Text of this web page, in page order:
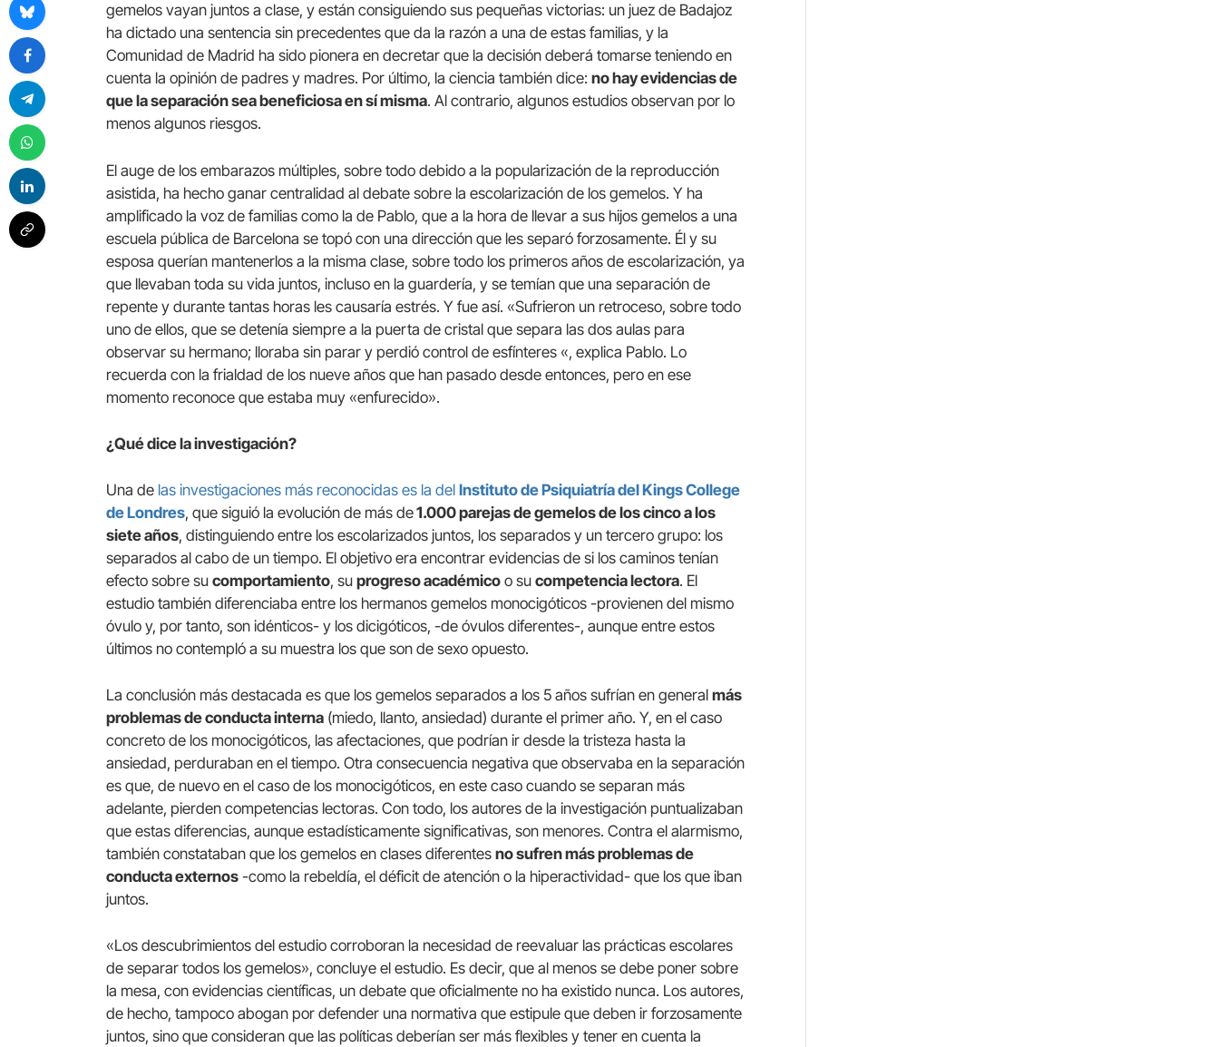
gemelos vayan juntos a clase, y están consiguiendo sus pequeñas victorias: un juez de Badajoz
ha dictado una sentencia sin precedentes que da la razón a una de estas familias, y la
Comunidad de Madrid ha sido pionera en decretar que la decisión deberá tomarse teniendo en
cuenta la opinión de padres y madres. Por último, la ciencia también dice:no hay evidencias de
que la separación sea beneficiosa en sí misma. Al contrario, algunos estudios observan por lo
menos algunos riesgos.
El auge de los embarazos múltiples, sobre todo debido a la popularización de la reproducción
asistida, ha hecho ganar centralidad al debate sobre la escolarización de los gemelos. Y ha
amplificado la voz de familias como la de Pablo, que a la hora de llevar a sus hijos gemelos a una
escuela pública de Barcelona se topó con una dirección que les separó forzosamente. Él y su
esposa querían mantenerlos a la misma clase, sobre todo los primeros años de escolarización, ya
que llevaban toda su vida juntos, incluso en la guardería, y se temían que una separación de
repente y durante tantas horas les causaría estrés. Y fue así. «Sufrieron un retroceso, sobre todo
uno de ellos, que se detenía siempre a la puerta de cristal que separa las dos aulas para
observar su hermano; lloraba sin parar y perdió control de esfínteres «, explica Pablo. Lo
recuerda con la frialdad de los nueve años que han pasado desde entonces, pero en ese
momento reconoce que estaba muy «enfurecido».
¿Qué dice la investigación?
Una de las investigaciones más reconocidas es la delInstituto de Psiquiatría del Kings College
de Londres, que siguió la evolución de más de1.000 parejas de gemelos de los cinco a los
siete años, distinguiendo entre los escolarizados juntos, los separados y un tercero grupo: los
separados al cabo de un tiempo. El objetivo era encontrar evidencias de si los caminos tenían
efecto sobre sucomportamiento, suprogreso académico o sucompetencia lectora. El
estudio también diferenciaba entre los hermanos gemelos monocigóticos -provienen del mismo
óvulo y, por tanto, son idénticos- y los dicigóticos, -de óvulos diferentes-, aunque entre estos
últimos no contempló a su muestra los que son de sexo opuesto.
La conclusión más destacada es que los gemelos separados a los 5 años sufrían en generalmás
problemas de conducta interna (miedo, llanto, ansiedad) durante el primer año. Y, en el caso
concreto de los monocigóticos, las afectaciones, que podrían ir desde la tristeza hasta la
ansiedad, perduraban en el tiempo. Otra consecuencia negativa que observaba en la separación
es que, de nuevo en el caso de los monocigóticos, en este caso cuando se separan más
adelante, pierden competencias lectoras. Con todo, los autores de la investigación puntualizaban
que estas diferencias, aunque estadísticamente significativas, son menores. Contra el alarmismo,
también constataban que los gemelos en clases diferentesno sufren más problemas de
conducta externos -como la rebeldía, el déficit de atención o la hiperactividad- que los que iban
juntos.
«Los descubrimientos del estudio corroboran la necesidad de reevaluar las prácticas escolares
de separar todos los gemelos», concluye el estudio. Es decir, que al menos se debe poner sobre
la mesa, con evidencias científicas, un debate que oficialmente no ha existido nunca. Los autores,
de hecho, tampoco abogan por defender una normativa que estipule que deben ir forzosamente
juntos, sino que consideran que las políticas deberían ser más flexibles y tener en cuenta la